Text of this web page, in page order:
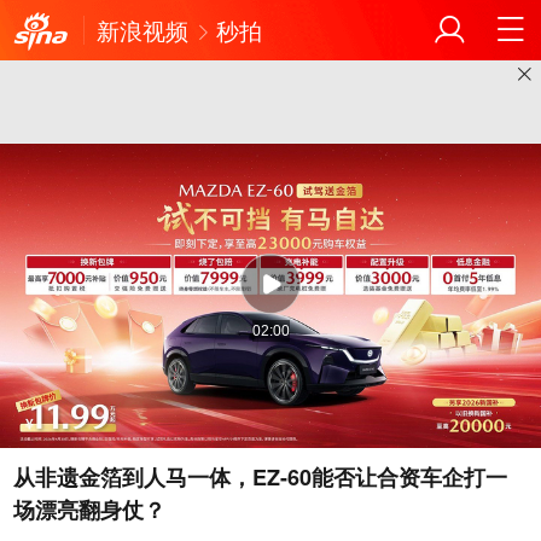
新浪视频 秒拍
02:00
从非遗金箔到人马一体，EZ-60能否让合资车企打一
场漂亮翻身仗？